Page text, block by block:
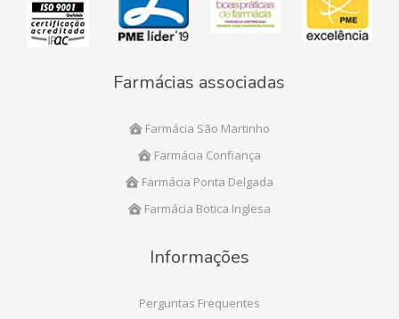
Farmácias associadas
Farmácia São Martinho
Farmácia Confiança
Farmácia Ponta Delgada
Farmácia Botica Inglesa
Informações
Perguntas Frequentes